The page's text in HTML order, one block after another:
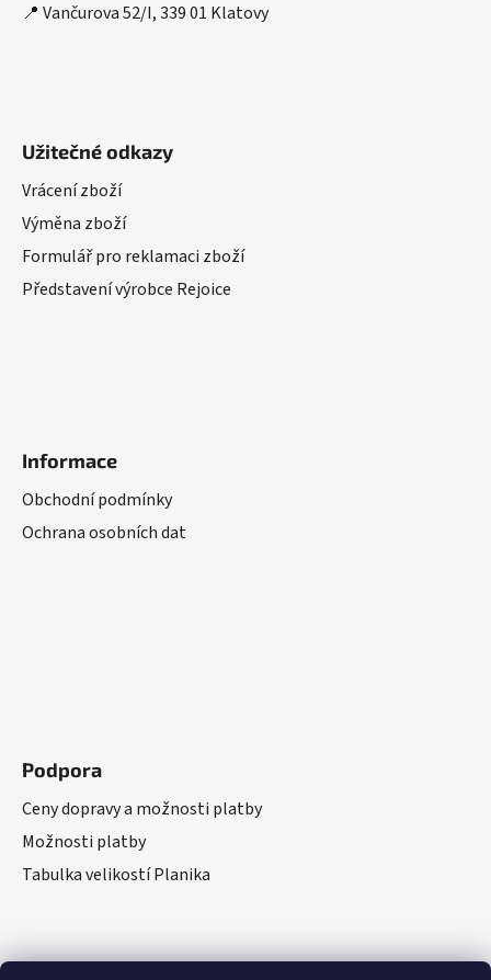
📍 Vančurova 52/I, 339 01 Klatovy
Užitečné odkazy
Vrácení zboží
Výměna zboží
Formulář pro reklamaci zboží
Představení výrobce Rejoice
Informace
Obchodní podmínky
Ochrana osobních dat
Podpora
Ceny dopravy a možnosti platby
Možnosti platby
Tabulka velikostí Planika